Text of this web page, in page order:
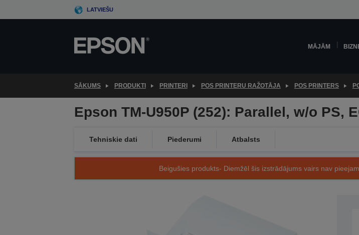
to
LATVIEŠU
MĀJĀM
SĀKUMS PRODUKTI PRINTERI POS PRINTERU RAŽOTĀJA POS PRINTERS
Epson TM-U950P (252): Parallel, w/o PS,
Tehniskie dati Piederumi Atbalsts
Beigušies produkts- Diemžēl šis izstrādājums vairs nav